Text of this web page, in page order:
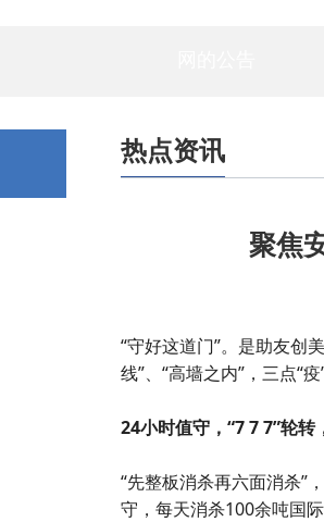
热点资讯
聚焦
“守好这道门”。是助友创
线”、“高墙之内”，三点“
24小时值守，“7 7 7”轮转
“先整板消杀再六面消杀”
守，每天消杀100余吨国